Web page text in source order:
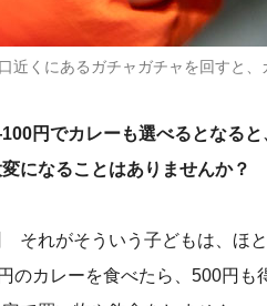
近くにあるガチャガチャを回すと、
100円でカレーも選べるとなる
になることはありませんか？
それがそういう子どもは、ほと
円のカレーを食べたら、 500円も